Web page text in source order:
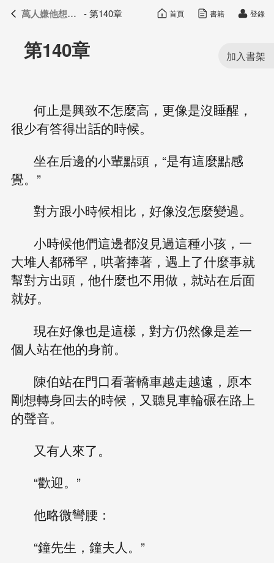
萬人嫌他想開了 目錄
第140章
何止是興致不怎麼高，更像是沒睡醒，
很少有答得出話的時候。
坐在后邊的小輩點頭，“是有這麼點感
覺。”
對方跟小時候相比，好像沒怎麼變過。
小時候他們這邊都沒見過這種小孩，一
大堆人都稀罕，哄著捧著，遇上了什麼事就
幫對方出頭，他什麼也不用做，就站在后面
就好。
現在好像也是這樣，對方仍然像是差一
個人站在他的身前。
陳伯站在門口看著轎車越走越遠，原本
剛想轉身回去的時候，又聽見車輪碾在路上
的聲音。
又有人來了。
“歡迎。”
他略微彎腰：
“鐘先生，鐘夫人。”
萬人嫌他想開了 - 第140章 首頁 書籍 登錄